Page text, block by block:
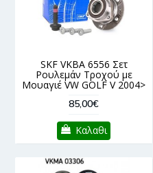
SKF VKBA 6556 Σετ
Ρουλεμάν Τροχού με
Μουαγιέ VW GOLF V 2004>
85,00€
Καλαθι